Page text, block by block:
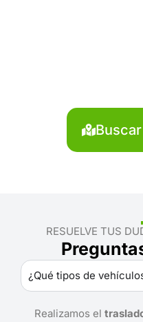
RESUELVE TUS
¿Qué tipos de
Realizamos el